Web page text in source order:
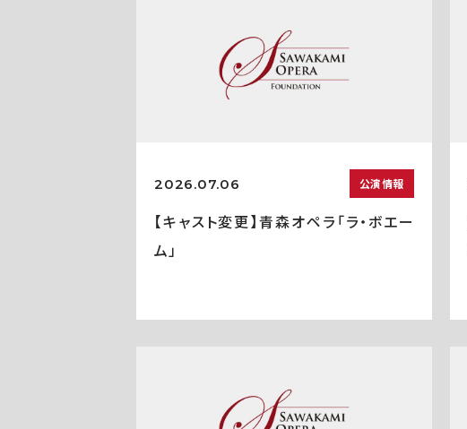
2026.07.06 公演情報
【キャスト変更】青森オペラ「ラ・ボエー
ム」